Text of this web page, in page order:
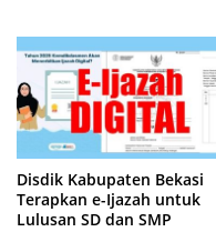
Disdik Kabupaten Bekasi
Terapkan e-Ijazah untuk
Lulusan SD dan SMP